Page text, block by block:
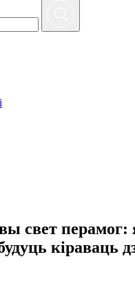
свет перамог:
кіраваць